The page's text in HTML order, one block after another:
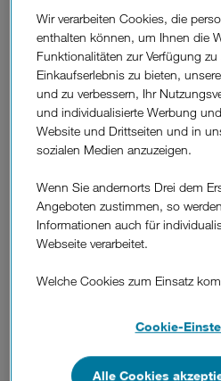
Erfüllen Sie sich bei Drei
Lieblingshandy. Ihr neues
entweder mit Sofortzahlung
Monatszahlung: zuTarifen mit
Teilbeträgensowie zuSIM-only
12 Teilbeträgen.
Und egal wie
Gerätepreis ist so oder so
unsere Monatszahlung gibt es
Smartphone
Zu den Drei
Wir verarbeiten Cookies, die
enthalten können, um Ihnen die
Funktionalitäten zur Verfügung
Einkaufserlebnis zu bieten,
und zu verbessern, Ihr
und individualisierte Werbung
Website und Drittseiten und in
sozialen Medien anzuzeigen.
Wenn Sie andernorts Drei dem
Angeboten zustimmen, so
Informationen auch für
Webseite verarbeitet.
Welche Cookies zum Einsatz
Details und alle Optionen finden
Wenn Sie allen Cookies
Cookie-
Alle Cookies